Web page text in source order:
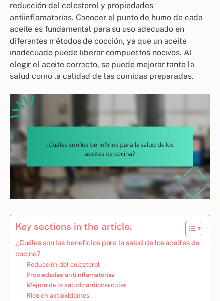
reducción del colesterol y propiedades
antiinflamatorias. Conocer el punto de humo de cada
aceite es fundamental para su uso adecuado en
diferentes métodos de cocción, ya que un aceite
inadecuado puede liberar compuestos nocivos. Al
elegir el aceite correcto, se puede mejorar tanto la
salud como la calidad de las comidas preparadas.
Key sections in the article:
¿Cuáles son los beneficios para la salud de los aceites de
cocina?
Reducción del colesterol
Propiedades antiinflamatorias
Mejora de la salud cardiovascular
Rico en antioxidantes